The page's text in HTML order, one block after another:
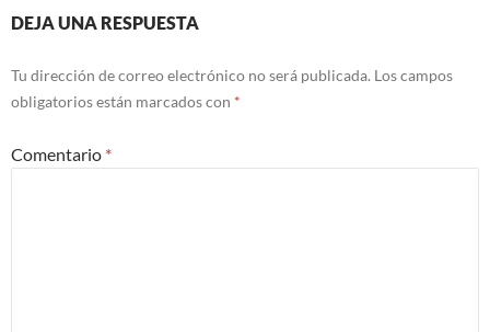
DEJA UNA RESPUESTA
Tu dirección de correo electrónico no será publicada. Los campos
obligatorios están marcados con *
Comentario *